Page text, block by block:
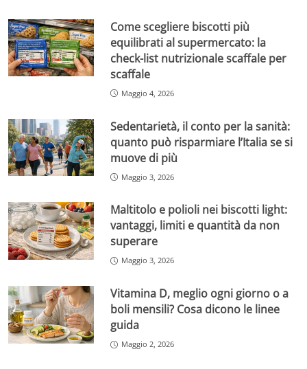
Come scegliere biscotti più
equilibrati al supermercato: la
check-list nutrizionale scaffale per
scaffale
Maggio 4, 2026
Sedentarietà, il conto per la sanità:
quanto può risparmiare l’Italia se si
muove di più
Maggio 3, 2026
Maltitolo e polioli nei biscotti light:
vantaggi, limiti e quantità da non
superare
Maggio 3, 2026
Vitamina D, meglio ogni giorno o a
boli mensili? Cosa dicono le linee
guida
Maggio 2, 2026